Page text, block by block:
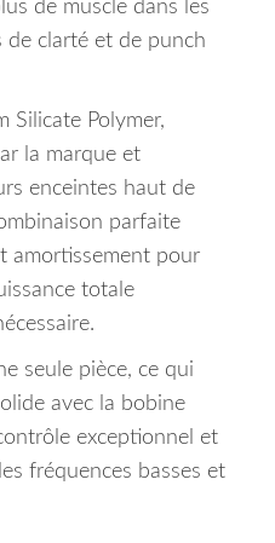
de muscle dans les
de clarté et de punch
Silicate Polymer,
la marque et
enceintes haut de
parfaite
amortissement pour
totale
seule pièce, ce qui
avec la bobine
exceptionnel et
fréquences basses et